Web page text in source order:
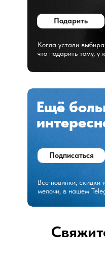
Ещё
Все новинки, скидки
мелочи, в нашем
Когда устали
что подарить тому, у
Подписаться
Подарить